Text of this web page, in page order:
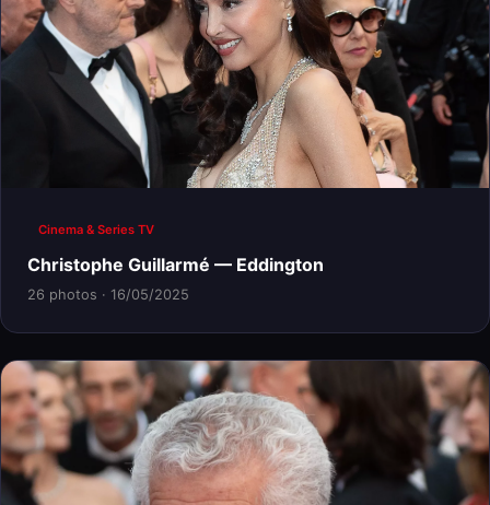
Cinema & Series TV
Christophe Guillarmé — Eddington
26 photos · 16/05/2025